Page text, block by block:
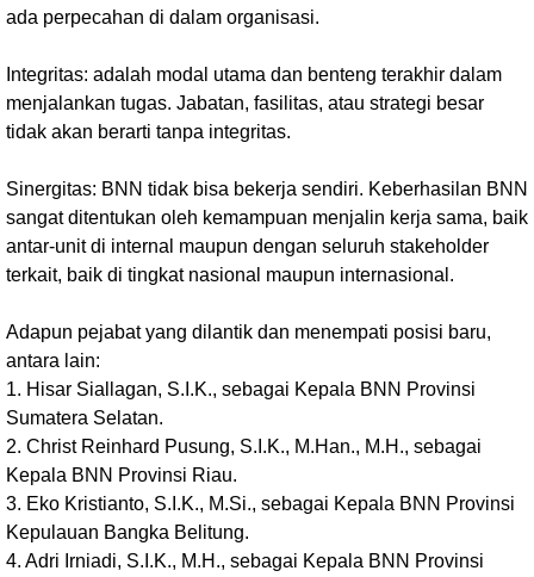
ada perpecahan di dalam organisasi.
Integritas: adalah modal utama dan benteng terakhir dalam
menjalankan tugas. Jabatan, fasilitas, atau strategi besar
tidak akan berarti tanpa integritas.
Sinergitas: BNN tidak bisa bekerja sendiri. Keberhasilan BNN
sangat ditentukan oleh kemampuan menjalin kerja sama, baik
antar-unit di internal maupun dengan seluruh stakeholder
terkait, baik di tingkat nasional maupun internasional.
Adapun pejabat yang dilantik dan menempati posisi baru,
antara lain:
1.⁠ ⁠Hisar Siallagan, S.I.K., sebagai Kepala BNN Provinsi
Sumatera Selatan.
2.⁠ ⁠Christ Reinhard Pusung, S.I.K., M.Han., M.H., sebagai
Kepala BNN Provinsi Riau.
3.⁠ ⁠Eko Kristianto, S.I.K., M.Si., sebagai Kepala BNN Provinsi
Kepulauan Bangka Belitung.
4.⁠ ⁠Adri Irniadi, S.I.K., M.H., sebagai Kepala BNN Provinsi